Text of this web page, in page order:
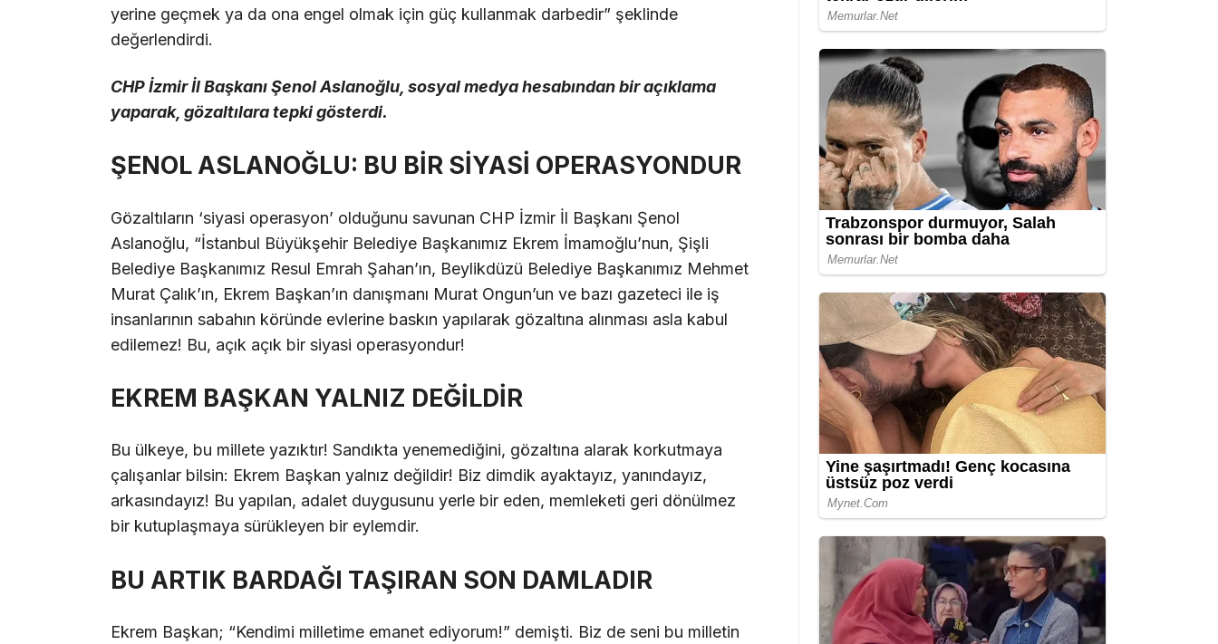
yerine geçmek ya da ona engel olmak için güç kullanmak darbedir” şeklinde
değerlendirdi.
CHP İzmir İl Başkanı Şenol Aslanoğlu, sosyal medya hesabından bir açıklama
yaparak, gözaltılara tepki gösterdi.
ŞENOL ASLANOĞLU: BU BİR SİYASİ OPERASYONDUR
Gözaltıların ‘siyasi operasyon’ olduğunu savunan CHP İzmir İl Başkanı Şenol
Aslanoğlu, “İstanbul Büyükşehir Belediye Başkanımız Ekrem İmamoğlu’nun, Şişli
Belediye Başkanımız Resul Emrah Şahan’ın, Beylikdüzü Belediye Başkanımız Mehmet
Murat Çalık’ın, Ekrem Başkan’ın danışmanı Murat Ongun’un ve bazı gazeteci ile iş
insanlarının sabahın köründe evlerine baskın yapılarak gözaltına alınması asla kabul
edilemez! Bu, açık açık bir siyasi operasyondur!
EKREM BAŞKAN YALNIZ DEĞİLDİR
Bu ülkeye, bu millete yazıktır! Sandıkta yenemediğini, gözaltına alarak korkutmaya
çalışanlar bilsin: Ekrem Başkan yalnız değildir! Biz dimdik ayaktayız, yanındayız,
arkasındayız! Bu yapılan, adalet duygusunu yerle bir eden, memleketi geri dönülmez
bir kutuplaşmaya sürükleyen bir eylemdir.
BU ARTIK BARDAĞI TAŞIRAN SON DAMLADIR
Ekrem Başkan; “Kendimi milletime emanet ediyorum!” demişti. Biz de seni bu milletin